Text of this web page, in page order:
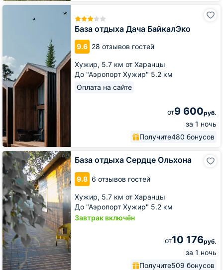
База отдыха Дача БайкалЭко
9.6 28 отзывов гостей
Хужир, 5.7 км от Харанцы
До "Аэропорт Хужир" 5.2 км
Оплата на сайте
от9 600руб.
за 1 ночь
Получите480 бонусов
База
База отдыха Сердце Ольхона
9.8 6 отзывов гостей
Хужир, 5.7 км от Харанцы
До "Аэропорт Хужир" 5.2 км
Завтрак включён
от10 176руб.
за 1 ночь
Получите509 бонусов
База
отдыха
Сердце
Ольхона